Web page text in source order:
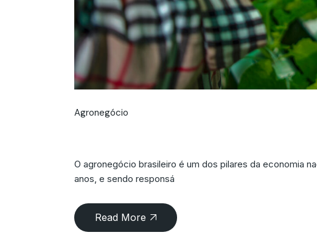
Agronegócio
O agronegócio brasileiro é um dos pilares da economia
anos, e sendo responsá
Read More